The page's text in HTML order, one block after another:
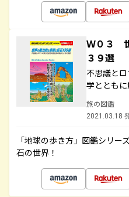
Ｗ０３
３９選
不思議と
学ととも
旅の図鑑
2021.03.18
「地球の歩き方」図鑑シリ
石の世界！